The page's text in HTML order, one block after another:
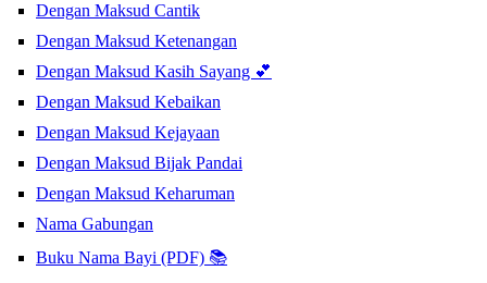
Dengan Maksud Cantik
Dengan Maksud Ketenangan
Dengan Maksud Kasih Sayang 💕
Dengan Maksud Kebaikan
Dengan Maksud Kejayaan
Dengan Maksud Bijak Pandai
Dengan Maksud Keharuman
Nama Gabungan
Buku Nama Bayi (PDF) 📚